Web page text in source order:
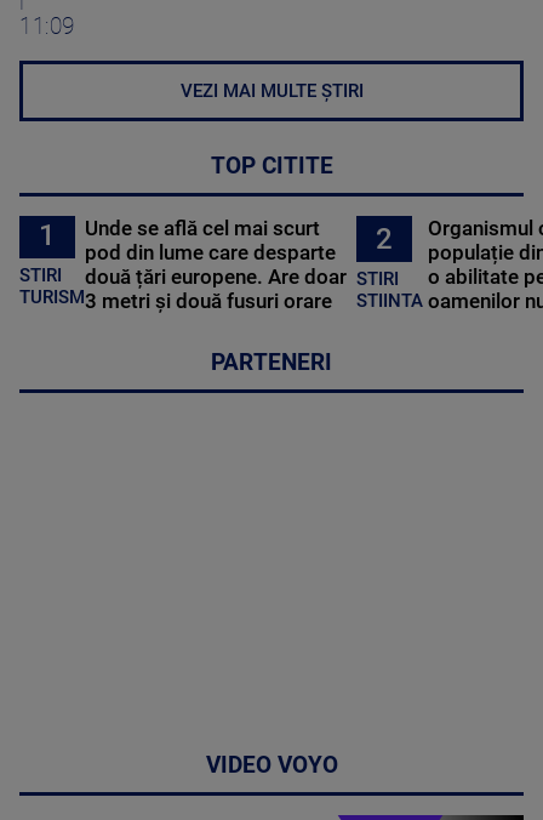
11:09
VEZI MAI MULTE ȘTIRI
TOP CITITE
1
STIRI
TURISM
Unde se află cel mai scurt
pod din lume care desparte
două țări europene. Are doar
3 metri și două fusuri orare
2
STIRI
STIINTA
Organismul
populație
o abilitate
oamenilor
PARTENERI
VIDEO VOYO